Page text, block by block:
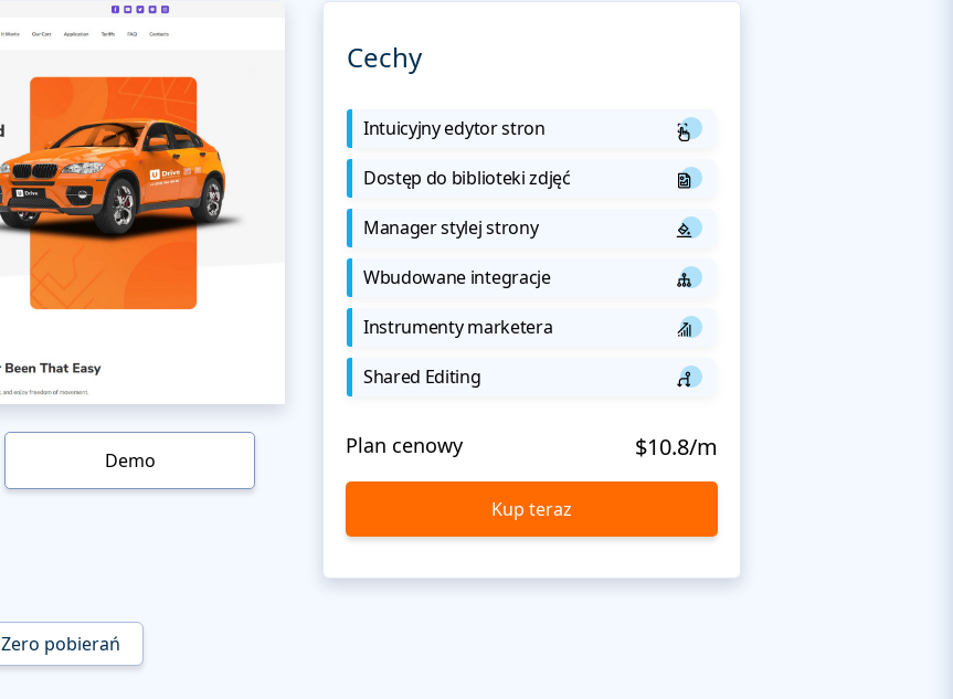
Demo
Zero pobierań
Cechy
Intuicyjny edytor stron
Dostęp do biblioteki zdjęć
Manager stylej strony
Wbudowane integracje
Instrumenty marketera
Shared Editing
Plan cenowy $10.8/m
Kup teraz